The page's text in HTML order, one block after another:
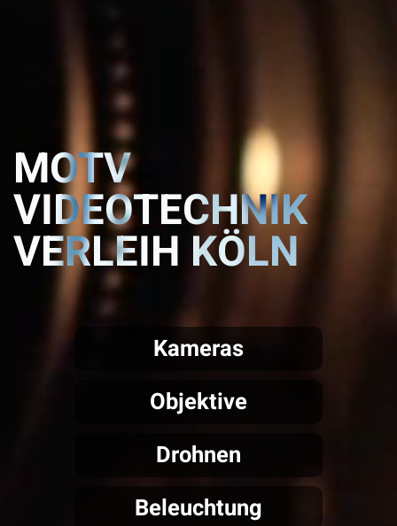
MOTV
VIDEOTECHNIK
VERLEIH KÖLN
Kameras
Objektive
Drohnen
Beleuchtung